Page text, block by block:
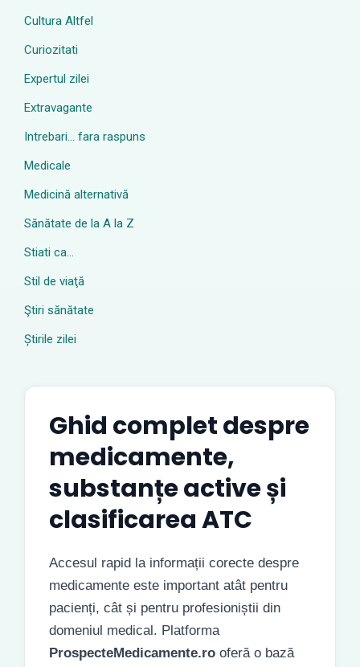
Cultura Altfel
Curiozitati
Expertul zilei
Extravagante
Intrebari… fara raspuns
Medicale
Medicină alternativă
Sănătate de la A la Z
Stiati ca…
Stil de viaţă
Ştiri sănătate
Știrile zilei
Ghid complet despre
medicamente,
substanțe active și
clasificarea ATC
Accesul rapid la informații corecte despre
medicamente este important atât pentru
pacienți, cât și pentru profesioniștii din
domeniul medical. Platforma
ProspecteMedicamente.ro oferă o bază